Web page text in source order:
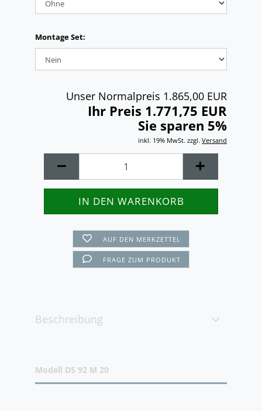
Montage Set:
Unser Normalpreis 1.865,00 EUR
Ihr Preis 1.771,75 EUR
Sie sparen 5%
inkl. 19% MwSt. zzgl. Versand
AUF DEN MERKZETTEL
FRAGE ZUM PRODUKT
Beschreibung
Modell DS 92 M 20